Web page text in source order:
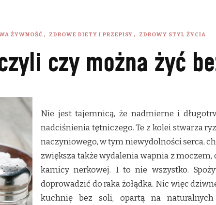
ŻYWNOŚĆ ZDROWE DIETY I PRZEPISY ZDROWY STYL ŻYCIA
czy można żyć
Nie jest tajemnicą, że nadmierne i
nadciśnienia tętniczego. Te z kolei stwarza
naczyniowego, w tym niewydolności serca,
zwiększa także wydalenia wapnia z
kamicy nerkowej. I to nie wszystko.
doprowadzić do raka żołądka. Nic więc
kuchnię bez soli, opartą na